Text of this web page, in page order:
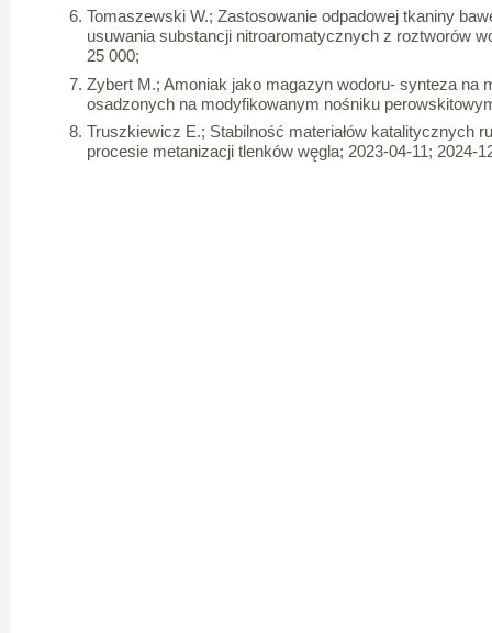
Tomaszewski W.; Zastosowanie odpadowej tkaniny
usuwania substancji nitroaromatycznych z roztworów
25 000;
Zybert M.; Amoniak jako magazyn wodoru- synteza na
osadzonych na modyfikowanym nośniku
Truszkiewicz E.; Stabilność materiałów katalitycznych
procesie metanizacji tlenków węgla; 2023-04-11; 2024-